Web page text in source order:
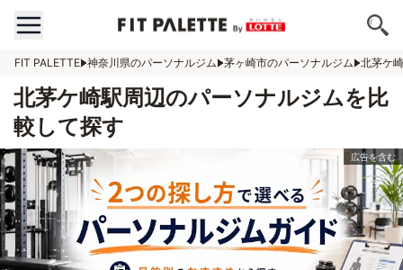
FIT PALETTE 神奈川県のパーソナルジム 茅ヶ崎市のパーソナルジム 北茅ケ
北茅ケ崎駅周辺のパーソナルジムを比
較して探す